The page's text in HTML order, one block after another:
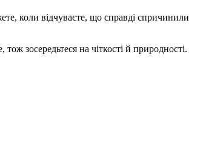
коли відчуваєте, що справді спричинили
зосередьтеся на чіткості й природності.